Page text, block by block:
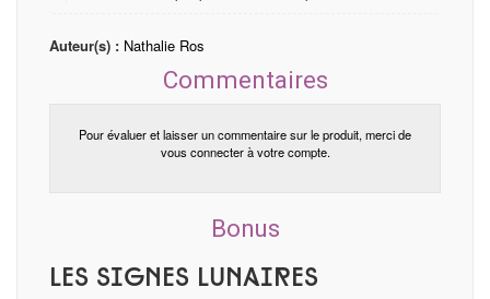
Auteur(s) : Nathalie Ros
Commentaires
Pour évaluer et laisser un commentaire sur le produit, merci de
vous connecter à votre compte.
Bonus
Les signes lunaires